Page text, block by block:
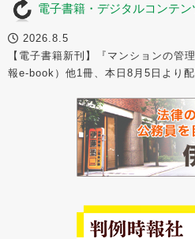
電子書籍・デジタルコンテン
2026.8.5
【電子書籍新刊】『マンションの管
報e-book）他1冊、本日8月5日より配